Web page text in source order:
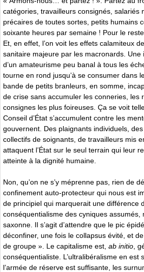
catégories, travailleurs consignés, salariés
précaires de toutes sortes, petits humains
soixante heures par semaine ! Pour le
Et, en effet, l’on voit les effets calamiteux
sanitaire majeure par les macronards. Une
d’un amateurisme peu banal à tous les
tourne en rond jusqu’à se consumer dans
bande de petits branleurs, en somme,
de crise sans accumuler les conneries, les
consignes les plus foireuses. Ça se voit
Conseil d’État s’accumulent contre les
gouvernent. Des plaignants individuels,
collectifs de soignants, de travailleurs mis
attaquent l’État sur le seul terrain qui leur
atteinte à la dignité humaine.
Non, qu’on ne s’y méprenne pas, rien de
confinement auto-protecteur qui nous est
de principiel qui marquerait une différence
conséquentialisme des cyniques assumés,
saxonne. Il s’agit d’attendre que le pic
déconfiner, une fois le collapsus évité, et
de groupe ». Le capitalisme est, ab initio ,
conséquentialiste. L’ultralibéralisme en est
l’armée de réserve est suffisante, les